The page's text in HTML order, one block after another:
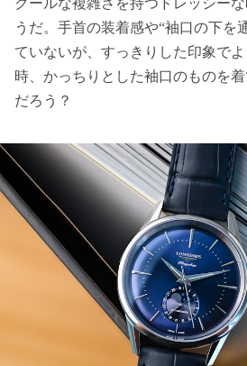
クールな複雑さを持つドレッシー
うだ。手首の装着感や“袖口の下を
ていないが、すっきりした印象で
時、かっちりとした袖口のものを
だろう？